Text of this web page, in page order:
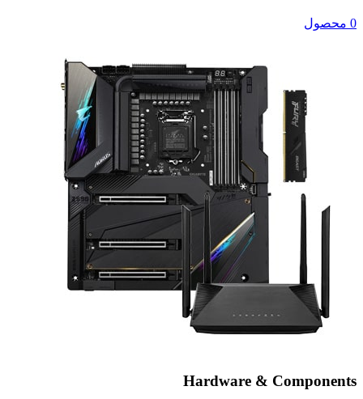
0 محصول
Hardware & Components